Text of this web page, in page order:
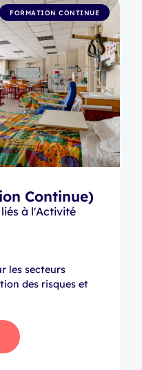
FORMATION CONTINUE
Continue)
à l'Activité
les secteurs
des risques et